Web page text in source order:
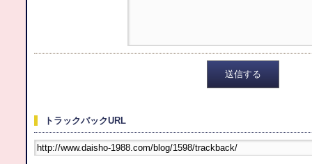
トラックバックURL